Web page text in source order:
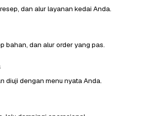
dan alur layanan kedai Anda.
bahan, dan alur order yang pas.
diuji dengan menu nyata Anda.